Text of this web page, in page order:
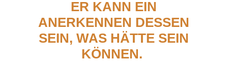
ER KANN EIN
ANERKENNEN DESSEN
SEIN, WAS HÄTTE SEIN
KÖNNEN.